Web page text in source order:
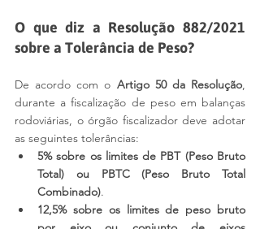
O que diz a Resolução 882/2021
sobre a Tolerância de Peso?
De acordo com o Artigo 50 da Resolução,
durante a fiscalização de peso em balanças
rodoviárias, o órgão fiscalizador deve adotar
as seguintes tolerâncias:
5% sobre os limites de PBT (Peso Bruto
Total) ou PBTC (Peso Bruto Total
Combinado).
12,5% sobre os limites de peso bruto